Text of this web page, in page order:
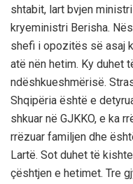
shtabit, lart bvjen
kryeministri Berisha.
shefi i opozitës së asaj
atë nën hetim. Ky duhet
ndëshkueshmërisë.
Shqipëria është e
shkuar në GJKKO, e ka
rrëzuar familjen dhe
Lartë. Sot duhet të
çështjen e hetimet. Tre